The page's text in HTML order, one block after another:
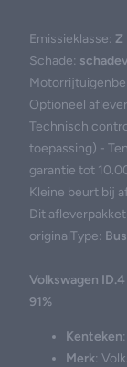
Emissieklasse: Z
Schade:
Optioneel
Technisch
toepassing) -
garantie tot
Kleine beurt bij
Dit
originalType:
Volkswagen
91%
Kenteken
Merk: